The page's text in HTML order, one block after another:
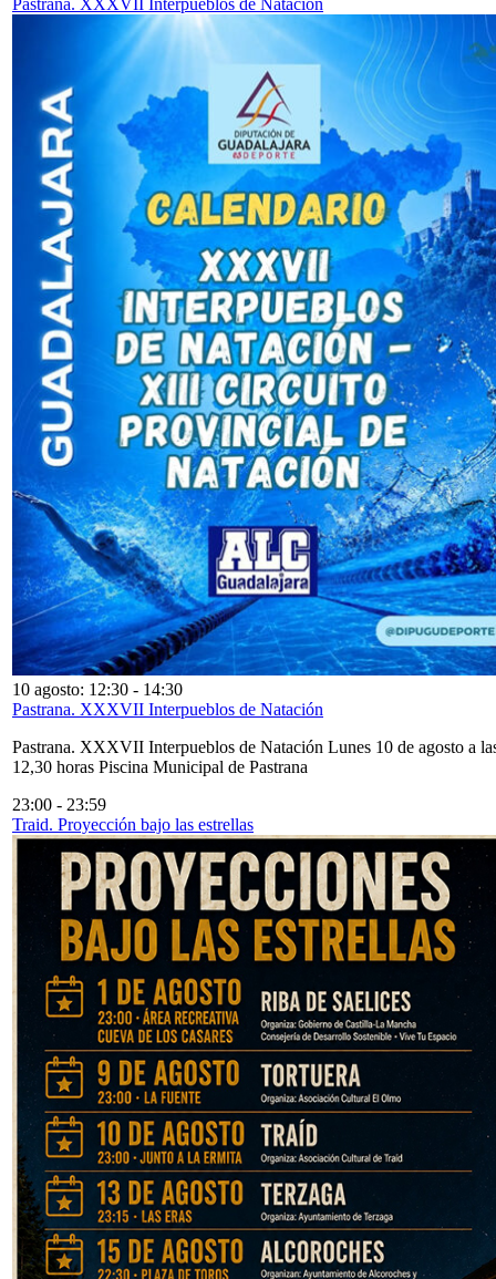
10 agosto: 12:30 - 14:30
Pastrana. XXXVII Interpueblos de Natación
Pastrana. XXXVII Interpueblos de Natación Lunes 10 de agosto a
12,30 horas Piscina Municipal de Pastrana
23:00 - 23:59
Traid. Proyección bajo las estrellas